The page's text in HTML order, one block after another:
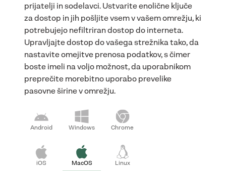
prijatelji in sodelavci. Ustvarite enolične ključe
za dostop in jih pošljite vsem v vašem omrežju, ki
potrebujejo nefiltriran dostop do interneta.
Upravljajte dostop do vašega strežnika tako, da
nastavite omejitve prenosa podatkov, s čimer
boste imeli na voljo možnost, da uporabnikom
preprečite morebitno uporabo prevelike
pasovne širine v omrežju.
Android Windows Chrome
iOS MacOS Linux